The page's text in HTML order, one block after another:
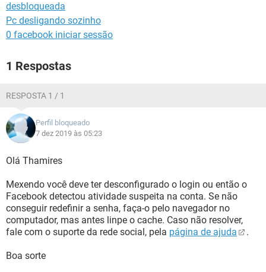
desbloqueada
Pc desligando sozinho
0 facebook iniciar sessão
1 Respostas
RESPOSTA 1 / 1
Perfil bloqueado
7 dez 2019 às 05:23
Olá Thamires
Mexendo você deve ter desconfigurado o login ou então o
Facebook detectou atividade suspeita na conta. Se não
conseguir redefinir a senha, faça-o pelo navegador no
computador, mas antes linpe o cache. Caso não resolver,
fale com o suporte da rede social, pela página de ajuda .
Boa sorte